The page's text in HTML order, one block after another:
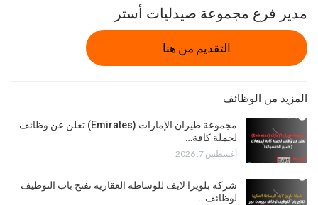
مدير فرع مجموعة صيدليات أستر
التقديم من هنا
المزيد من الوظائف
مجموعة طيران الإمارات (Emirates) تعلن عن وظائف
لحملة كافة…
أغسطس 7, 2026
شركة بلويرا لايف للوساطة العقارية تفتح باب التوظيف
لوظائف…